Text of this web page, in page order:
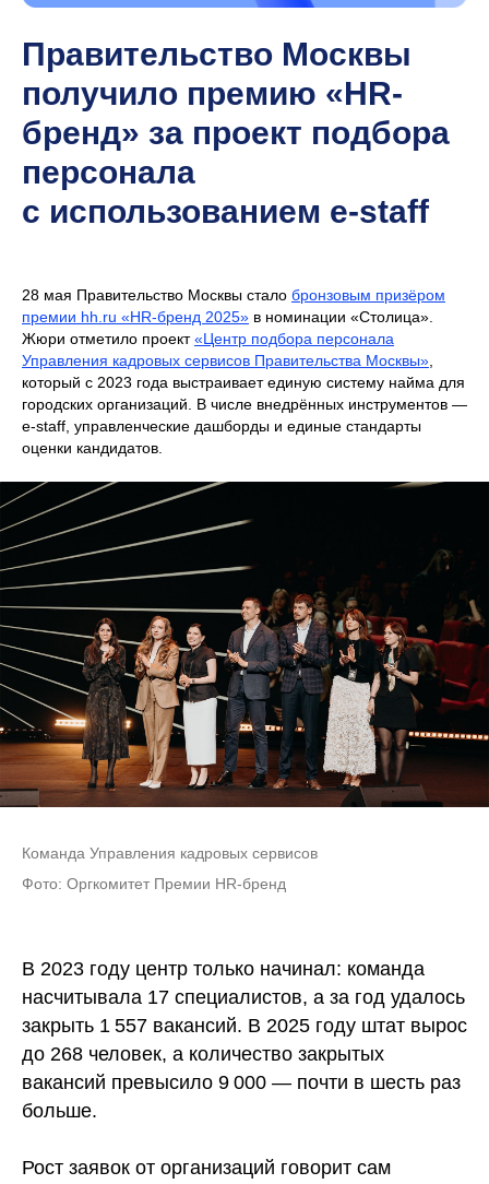
Правительство Москвы
получило премию «HR-
бренд» за проект подбора
персонала
с использованием e-staff
28 мая Правительство Москвы стало бронзовым призёром
премии hh.ru «HR-бренд 2025» в номинации «Столица».
Жюри отметило проект«Центр подбора персонала
Управления кадровых сервисов Правительства Москвы»
который с 2023 года выстраивает единую систему найма для
городских организаций. В числе внедрённых инструментов —
e-staff, управленческие дашборды и единые стандарты
оценки кандидатов.
Команда Управления кадровых сервисов
Фото: Оргкомитет Премии HR-бренд
В 2023 году центр только начинал: команда
насчитывала 17 специалистов, а за год удалось
закрыть 1 557 вакансий. В 2025 году штат вырос
до 268 человек, а количество закрытых
вакансий превысило 9 000 — почти в шесть раз
больше.
Рост заявок от организаций говорит сам